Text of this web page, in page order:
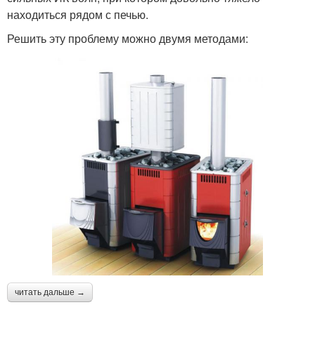
находиться рядом с печью.
Решить эту проблему можно двумя методами:
читать дальше →